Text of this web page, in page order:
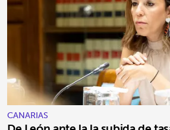
CANARIAS